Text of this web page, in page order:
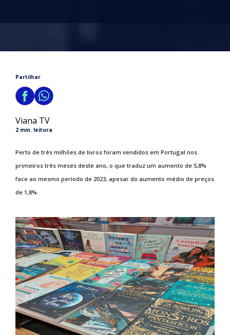
Partilhar
Viana TV
2 min. leitura
Perto de três milhões de livros foram vendidos em Portugal nos
primeiros três meses deste ano, o que traduz um aumento de 5,8%
face ao mesmo período de 2023, apesar do aumento médio de preços
de 1,8%.